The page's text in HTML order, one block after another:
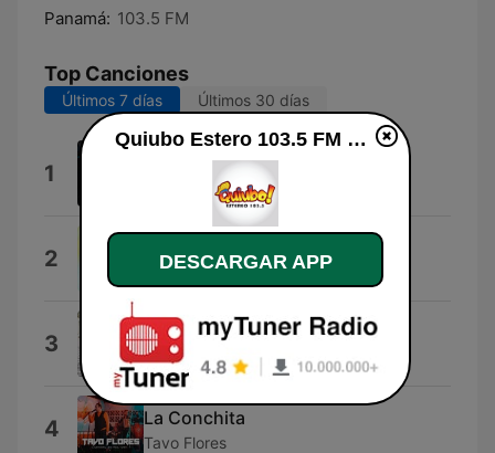
Panamá: 103.5 FM
Top Canciones
Últimos 7 días Últimos 30 días
1 Sin Compromiso
Celsito Quintero
2 Balbino
3 Margarita
Dorindo Cardenas
4 La Conchita
Tavo Flores
Quiubo Estero 103.5 FM en vivo
DESCARGAR APP